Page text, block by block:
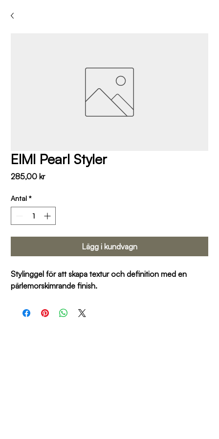
EIMI Pearl Styler
285,00 krPris
Antal *
Lägg i kundvagn
Stylinggel för att skapa textur och definition med en
pärlemorskimrande finish.